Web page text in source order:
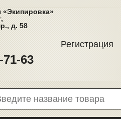
«Экипировка»
д. 58
71-63
Регистрация